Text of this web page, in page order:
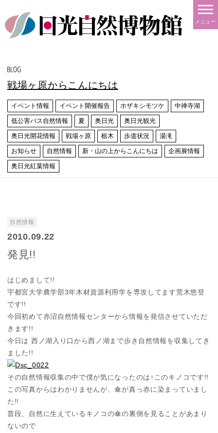
メニュー
戦場ヶ原からこんにちは
イベント情報 イベント開催報告 ホザキシモツケ 中禅寺湖
低公害バス自然情報 夏 奥日光 奥日光観光
奥日光開花情報 戦場ヶ原 栃木 歩道状況 湯滝
お知らせ 自然情報 新・山の上からこんにちは 企画展情報
奥日光紅葉情報
自然情報
2010.09.22
発見!!
はじめまして!!
宇都宮大学農学部3年木材資源利用学を専攻してます荒木悠登
です!!
今回初めて赤沼自然情報センターから情報を発信させていただ
きます!!
今日は 西ノ湖入り口から西ノ湖まで歩き自然情報を収集してき
ました!!
その自然情報収集の中で僕が気になったのは↑このキノコです!!
この写真からはわかりませんが、傘が真っ赤に染まっていまし
た!!
普段、自然に生えているキノコの傘の裏側を見ることがあまり
ないので